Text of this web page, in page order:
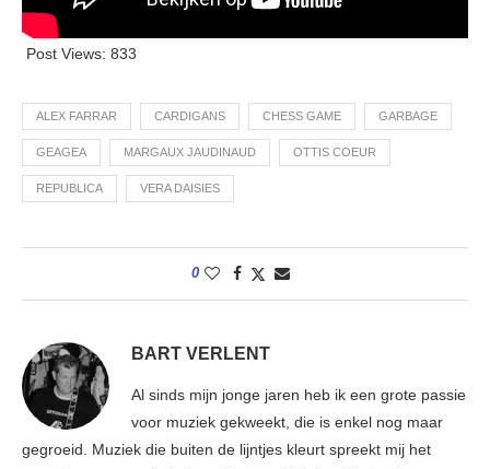
Post Views: 833
ALEX FARRAR CARDIGANS CHESS GAME GARBAGE
GEAGEA MARGAUX JAUDINAUD OTTIS COEUR
REPUBLICA VERA DAISIES
0
BART VERLENT
Al sinds mijn jonge jaren heb ik een grote passie
voor muziek gekweekt, die is enkel nog maar
gegroeid. Muziek die buiten de lijntjes kleurt spreekt mij het